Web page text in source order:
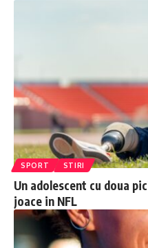
SPORT STIRI
Un adolescent cu doua
joace in NFL